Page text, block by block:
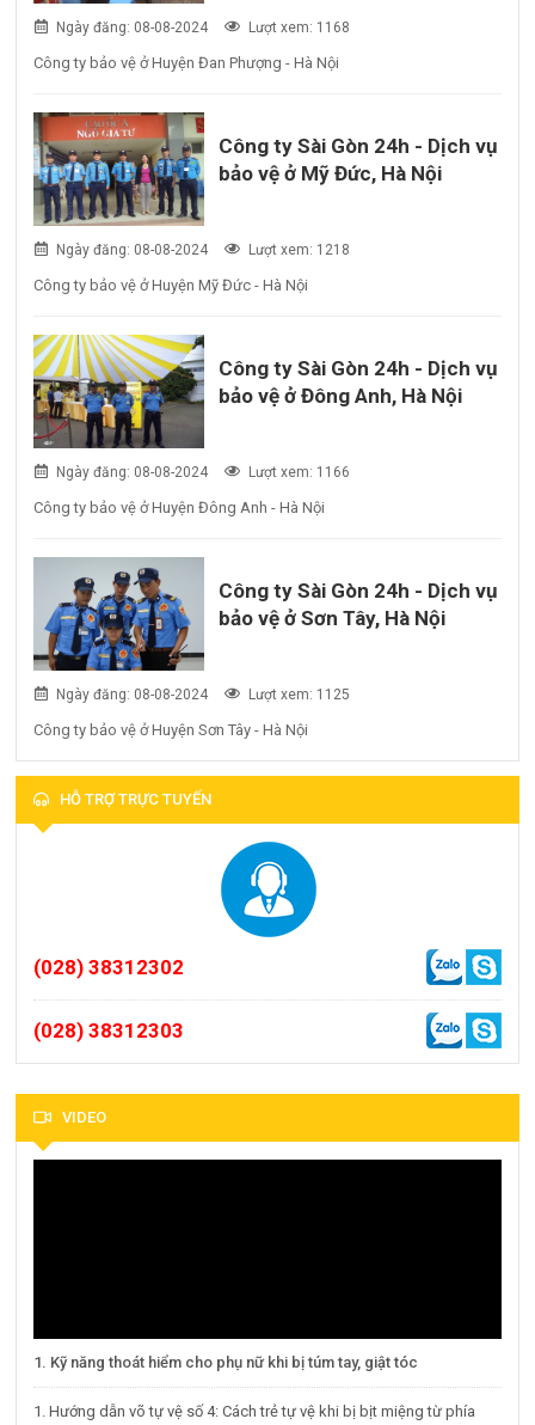
Ngày đăng: 08-08-2024 Lượt xem: 1168
Công ty bảo vệ ở Huyện Đan Phượng - Hà Nội
Công ty Sài Gòn 24h - Dịch vụ
bảo vệ ở Mỹ Đức, Hà Nội
Ngày đăng: 08-08-2024 Lượt xem: 1218
Công ty bảo vệ ở Huyện Mỹ Đức - Hà Nội
Công ty Sài Gòn 24h - Dịch vụ
bảo vệ ở Đông Anh, Hà Nội
Ngày đăng: 08-08-2024 Lượt xem: 1166
Công ty bảo vệ ở Huyện Đông Anh - Hà Nội
Công ty Sài Gòn 24h - Dịch vụ
bảo vệ ở Sơn Tây, Hà Nội
Ngày đăng: 08-08-2024 Lượt xem: 1125
Công ty bảo vệ ở Huyện Sơn Tây - Hà Nội
HỖ TRỢ TRỰC TUYẾN
(028) 38312302
(028) 38312303
VIDEO
1. Kỹ năng thoát hiểm cho phụ nữ khi bị túm tay, giật tóc
1. Hướng dẫn võ tự vệ số 4: Cách trẻ tự vệ khi bị bịt miệng từ phía